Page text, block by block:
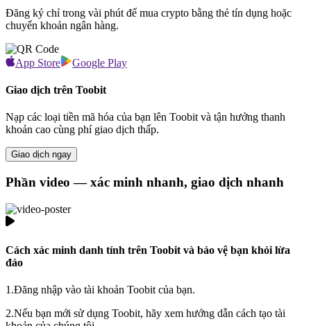
Đăng ký chỉ trong vài phút để mua crypto bằng thẻ tín dụng hoặc
chuyển khoản ngân hàng.
App Store Google Play
Giao dịch trên Toobit
Nạp các loại tiền mã hóa của bạn lên Toobit và tận hưởng thanh
khoản cao cùng phí giao dịch thấp.
Giao dịch ngay
Phần video — xác minh nhanh, giao dịch nhanh
Cách xác minh danh tính trên Toobit và bảo vệ bạn khỏi lừa
đảo
1.Đăng nhập vào tài khoản Toobit của bạn.
2.Nếu bạn mới sử dụng Toobit, hãy xem hướng dẫn cách tạo tài